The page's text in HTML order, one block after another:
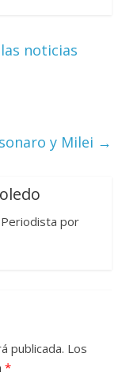
noticias
y Milei →
por
publicada. Los
*